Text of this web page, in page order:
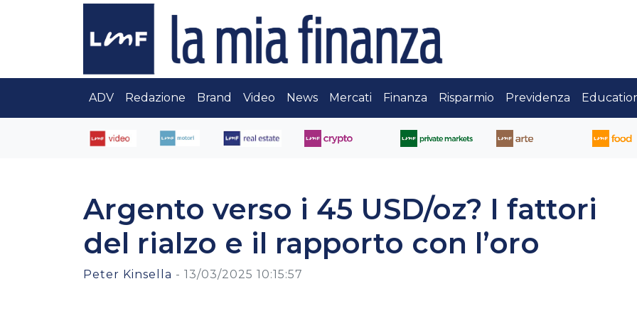
ADV Redazione Brand Video News Mercati Finanza Risparmio Previdenza
Argento verso i 45 USD/oz? I fattori
del rialzo e il rapporto con l’oro
Peter Kinsella - 13/03/2025 10:15:57